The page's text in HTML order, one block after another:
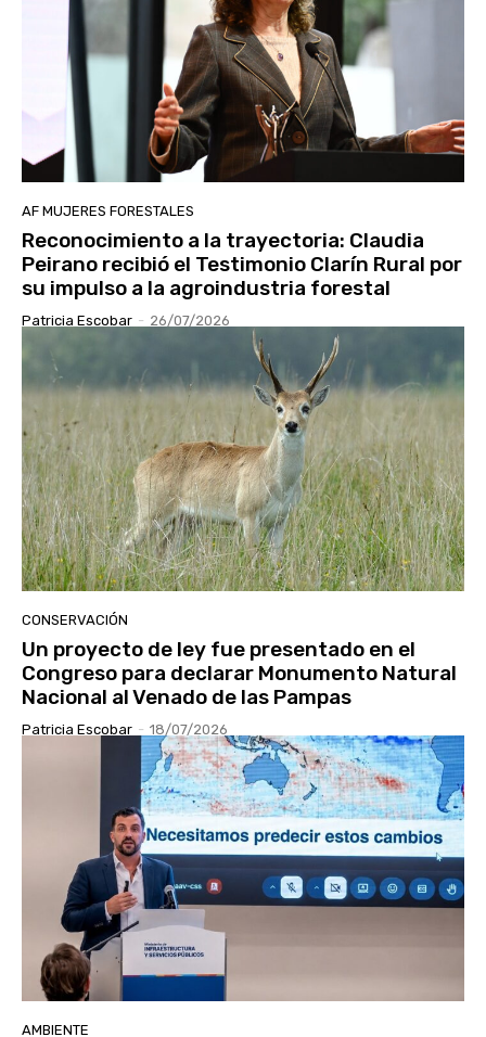
AF MUJERES FORESTALES
Reconocimiento a la trayectoria: Claudia
Peirano recibió el Testimonio Clarín Rural por
su impulso a la agroindustria forestal
Patricia Escobar - 26/07/2026
CONSERVACIÓN
Un proyecto de ley fue presentado en el
Congreso para declarar Monumento Natural
Nacional al Venado de las Pampas
Patricia Escobar - 18/07/2026
AMBIENTE